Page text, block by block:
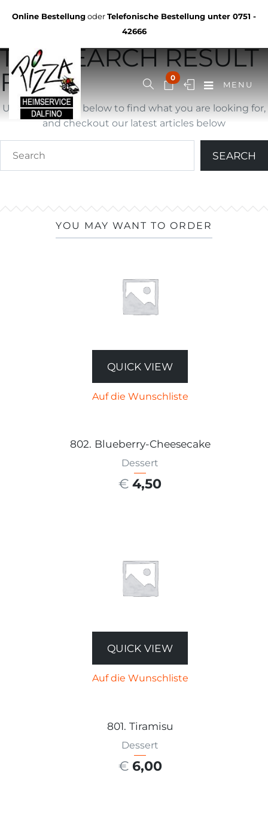
Online BestellungoderTelefonische Bestellung unter 0751 -
42666
0
MENU
YOU ARE BROWSING
THE SEARCH RESULT
FOR ""
Use search form below to find what you are looking for,
and checkout our latest articles below
YOU MAY WANT TO ORDER
QUICK VIEW
Auf die Wunschliste
802. Blueberry-Cheesecake
Dessert
€ 4,50
QUICK VIEW
Auf die Wunschliste
801. Tiramisu
Dessert
€ 6,00